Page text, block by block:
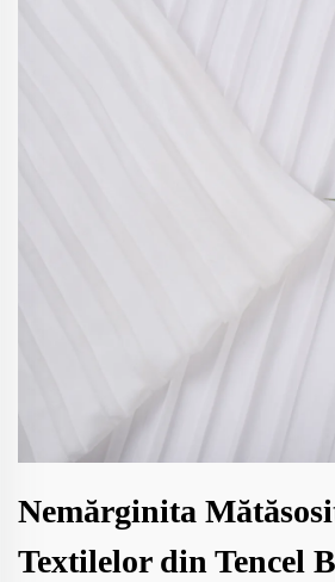
Nemărginita
Textilelor din Tencel